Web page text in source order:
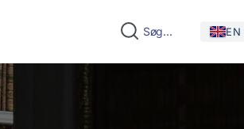
EN